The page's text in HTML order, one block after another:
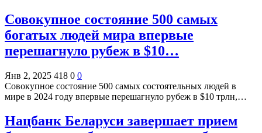
Совокупное состояние 500 самых
богатых людей мира впервые
перешагнуло рубеж в $10…
Янв 2, 2025 418 0 0
Совокупное состояние 500 самых состоятельных людей в
мире в 2024 году впервые перешагнуло рубеж в $10 трлн,…
Нацбанк Беларуси завершает прием